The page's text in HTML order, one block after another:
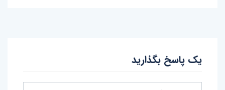
یک پاسخ بگذارید